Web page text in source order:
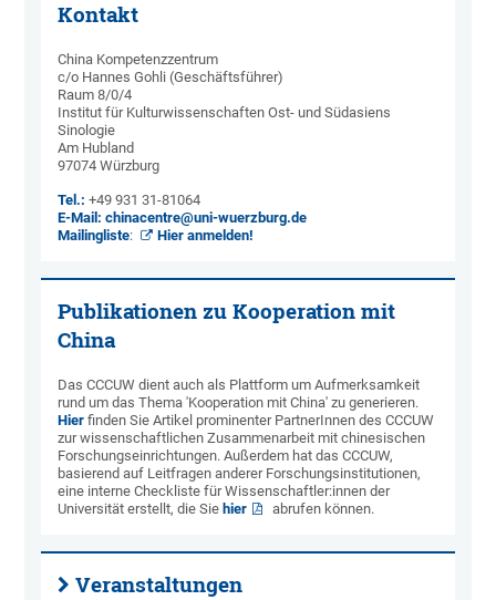
Kontakt
China Kompetenzzentrum
c/o Hannes Gohli (Geschäftsführer)
Raum 8/0/4
Institut für Kulturwissenschaften Ost- und Südasiens
Sinologie
Am Hubland
97074 Würzburg
Tel.: +49 931 31-81064
E-Mail: chinacentre@uni-wuerzburg.de
Mailingliste: Hier anmelden!
Publikationen zu Kooperation mit
China
Das CCCUW dient auch als Plattform um Aufmerksamkeit
rund um das Thema 'Kooperation mit China' zu generieren.
Hier finden Sie Artikel prominenter PartnerInnen des CCCUW
zur wissenschaftlichen Zusammenarbeit mit chinesischen
Forschungseinrichtungen. Außerdem hat das CCCUW,
basierend auf Leitfragen anderer Forschungsinstitutionen,
eine interne Checkliste für Wissenschaftler:innen der
Universität erstellt, die Sie hier abrufen können.
Veranstaltungen